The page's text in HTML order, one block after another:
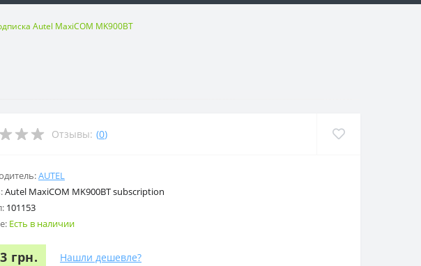
Autel MaxiCOM MK900BT
Отзывы: (0)
AUTEL
Autel MaxiCOM MK900BT subscription
101153
Есть в наличии
грн. Нашли дешевле?